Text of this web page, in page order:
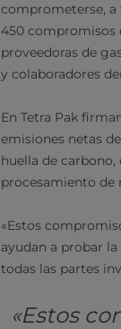
comprometerse, a
450 compromisos
proveedoras de
y colaboradores
En Tetra Pak
emisiones netas
huella de
procesamiento de
«Estos
ayudan a probar
todas las partes
«Estos